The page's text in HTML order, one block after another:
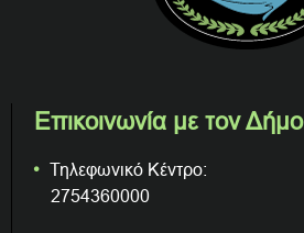
Επικοινωνία με τον Δήμο
Τηλεφωνικό Κέντρο:
2754360000